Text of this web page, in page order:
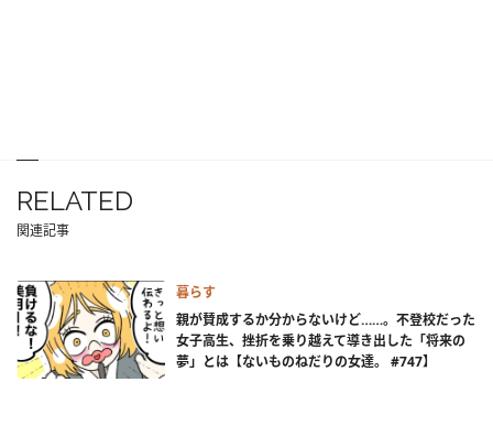
RELATED
関連記事
暮らす
親が賛成するか分からないけど……。不登校だった
女子高生、挫折を乗り越えて導き出した「将来の
夢」とは【ないものねだりの女達。 #747】